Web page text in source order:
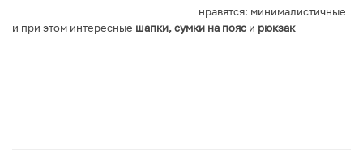
нравятся: минималистичные
и при этом интересные шапки,сумки на пояс и рюкзак